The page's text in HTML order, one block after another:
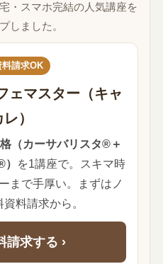
・スマホ完結の人気講座を
しました。
請求OK
ェマスター（キャ
）
（カーサバリスタ®＋
を1講座で。スキマ時
まで手厚い。まずはノ
料請求から。
請求する ›